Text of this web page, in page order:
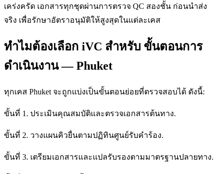
เคร่งครัด เอกสารทุกชุดผ่านการตรวจ QC สองชั้น ก่อนนำส่ง
จริง เพื่อรักษาอัตราอนุมัติให้สูงสุดในแต่ละเคส
ทำไมต้องเลือก iVC สำหรับ ขั้นตอนการ
ดำเนินงาน — Phuket
ทุกเคส Phuket จะถูกแบ่งเป็นขั้นตอนย่อยที่ตรวจสอบได้ ดังนี้:
ขั้นที่ 1. ประเมินคุณสมบัติและตรวจเอกสารต้นทาง.
ขั้นที่ 2. วางแผนคิวยื่นตามปฏิทินศูนย์รับคำร้อง.
ขั้นที่ 3. เตรียมเอกสารและแปลรับรองตามมาตรฐานปลายทาง.